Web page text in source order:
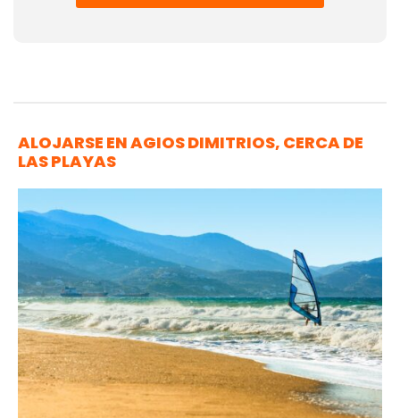
ALOJARSE EN AGIOS DIMITRIOS, CERCA DE
LAS PLAYAS